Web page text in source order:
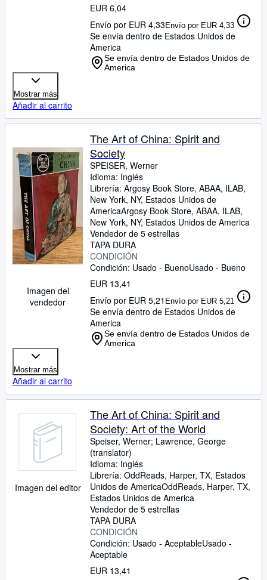
EUR 6,04
Envío por EUR 4,33Envío por EUR 4,33
Se envía dentro de Estados Unidos de
America
Se envía dentro de Estados Unidos de
America
Mostrar más
Añadir al carrito
Imagen del
vendedor
The Art of China: Spirit and
Society
SPEISER, Werner
Idioma: Inglés
Librería: Argosy Book Store, ABAA, ILAB,
New York, NY, Estados Unidos de
AmericaArgosy Book Store, ABAA, ILAB,
New York, NY, Estados Unidos de America
Vendedor de 5 estrellas
TAPA DURA
CONDICIÓN
Condición: Usado - BuenoUsado - Bueno
EUR 13,41
Envío por EUR 5,21 Envío por EUR 5,21
Se envía dentro de Estados Unidos de
America
Se envía dentro de Estados Unidos de
America
Mostrar más
Añadir al carrito
Imagen del editor
The Art of China: Spirit and
Society: Art of the World
Speiser, Werner; Lawrence, George
(translator)
Idioma: Inglés
Librería: OddReads, Harper, TX, Estados
Unidos de AmericaOddReads, Harper, TX,
Estados Unidos de America
Vendedor de 5 estrellas
TAPA DURA
CONDICIÓN
Condición: Usado - AceptableUsado -
Aceptable
EUR 13,41